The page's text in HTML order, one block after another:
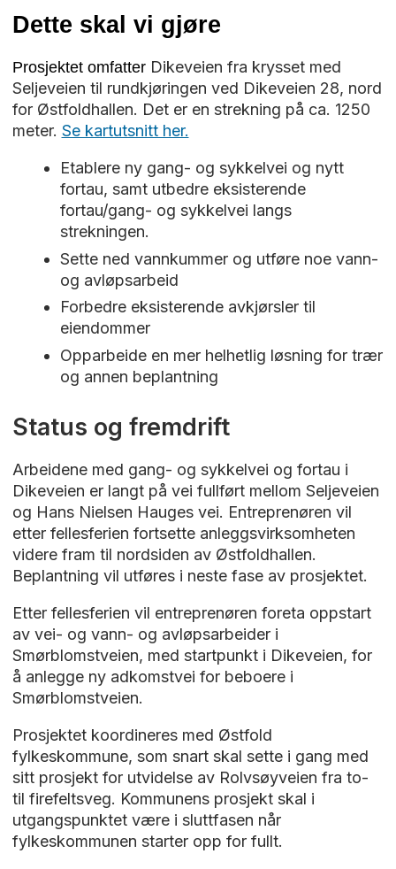
Dette skal vi gjøre
Prosjektet omfatter Dikeveien fra krysset med
Seljeveien til rundkjøringen ved Dikeveien 28, nord
for Østfoldhallen. Det er en strekning på ca. 1250
meter. Se kartutsnitt her.
Etablere ny gang- og sykkelvei og nytt
fortau, samt utbedre eksisterende
fortau/gang- og sykkelvei langs
strekningen.
Sette ned vannkummer og utføre noe vann-
og avløpsarbeid
Forbedre eksisterende avkjørsler til
eiendommer
Opparbeide en mer helhetlig løsning for trær
og annen beplantning
Status og fremdrift
Arbeidene med gang- og sykkelvei og fortau i
Dikeveien er langt på vei fullført mellom Seljeveien
og Hans Nielsen Hauges vei. Entreprenøren vil
etter fellesferien fortsette anleggsvirksomheten
videre fram til nordsiden av Østfoldhallen.
Beplantning vil utføres i neste fase av prosjektet.
Etter fellesferien vil entreprenøren foreta oppstart
av vei- og vann- og avløpsarbeider i
Smørblomstveien, med startpunkt i Dikeveien, for
å anlegge ny adkomstvei for beboere i
Smørblomstveien.
Prosjektet koordineres med Østfold
fylkeskommune, som snart skal sette i gang med
sitt prosjekt for utvidelse av Rolvsøyveien fra to-
til firefeltsveg. Kommunens prosjekt skal i
utgangspunktet være i sluttfasen når
fylkeskommunen starter opp for fullt.